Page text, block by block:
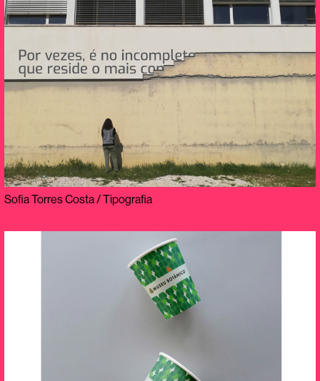
Sofia Torres Costa / Tipografia